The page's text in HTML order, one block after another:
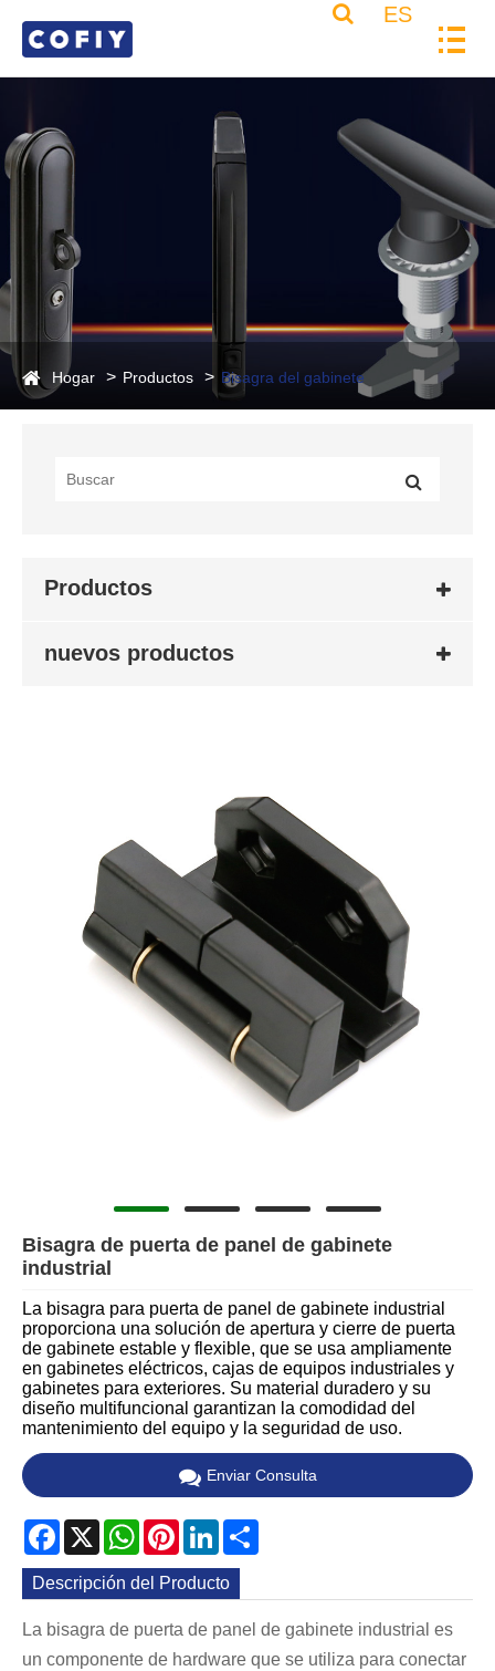
ES
Hogar Productos Bisagra del gabinete
Productos
nuevos productos
Bisagra de puerta de panel de gabinete
industrial
La bisagra para puerta de panel de gabinete industrial
proporciona una solución de apertura y cierre de puerta
de gabinete estable y flexible, que se usa ampliamente
en gabinetes eléctricos, cajas de equipos industriales y
gabinetes para exteriores. Su material duradero y su
diseño multifuncional garantizan la comodidad del
mantenimiento del equipo y la seguridad de uso.
Enviar Consulta
Facebook
X WhatsApp
PinterestLinkedIn
Descripción del Producto
La bisagra de puerta de panel de gabinete industrial es
un componente de hardware que se utiliza para conectar